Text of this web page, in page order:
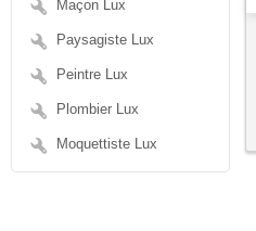
Maçon Lux
Paysagiste Lux
Peintre Lux
Plombier Lux
Moquettiste Lux